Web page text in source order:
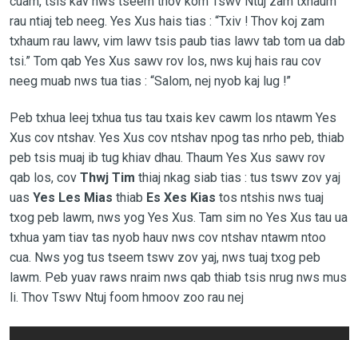
rau ntiaj teb neeg. Yes Xus hais tias : “Txiv ! Thov koj zam
txhaum rau lawv, vim lawv tsis paub tias lawv tab tom ua dab
tsi.” Tom qab Yes Xus sawv rov los, nws kuj hais rau cov
neeg muab nws tua tias : “Salom, nej nyob kaj lug !”
Peb txhua leej txhua tus tau txais kev cawm los ntawm Yes
Xus cov ntshav. Yes Xus cov ntshav npog tas nrho peb, thiab
peb tsis muaj ib tug khiav dhau. Thaum Yes Xus sawv rov
qab los, cov Thwj Tim thiaj nkag siab tias : tus tswv zov yaj
uas Yes Les Mias thiab Es Xes Kias tos ntshis nws tuaj
txog peb lawm, nws yog Yes Xus. Tam sim no Yes Xus tau ua
txhua yam tiav tas nyob hauv nws cov ntshav ntawm ntoo
cua. Nws yog tus tseem tswv zov yaj, nws tuaj txog peb
lawm. Peb yuav raws nraim nws qab thiab tsis nrug nws mus
li. Thov Tswv Ntuj foom hmoov zoo rau nej